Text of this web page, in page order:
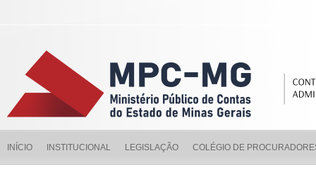
INÍCIO INSTITUCIONAL LEGISLAÇÃO COLÉGIO DE